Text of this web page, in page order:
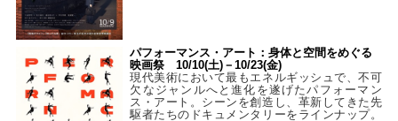
パフォーマンス・アート：身体と空間をめぐる
映画祭 10/10(土)－10/23(金)
現代美術において最もエネルギッシュで、不可
欠なジャンルへと進化を遂げたパフォーマン
ス・アート。シーンを創造し、革新してきた先
駆者たちのドキュメンタリーをラインナップ。